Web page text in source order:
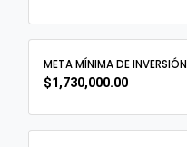
META MÍNIMA DE INVERSIÓN
$1,730,000.00